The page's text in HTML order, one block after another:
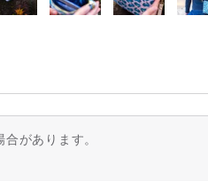
があります。